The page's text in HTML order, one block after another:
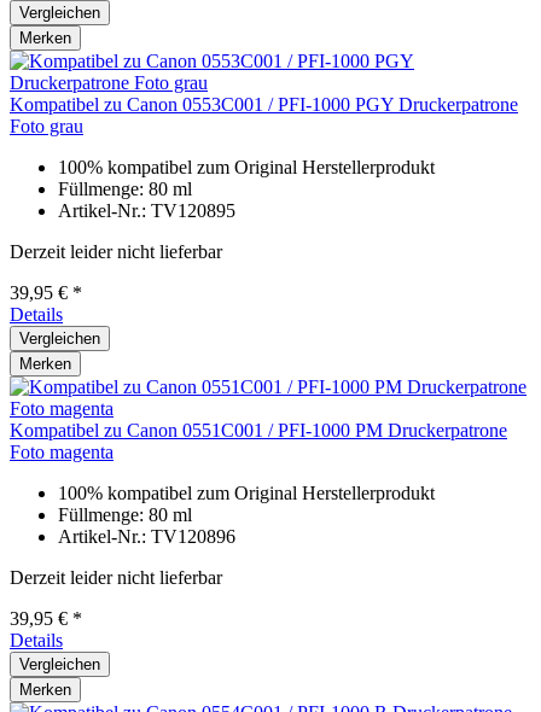
Vergleichen
Merken
Kompatibel zu Canon 0553C001 / PFI-1000 PGY Druckerpatrone
Foto grau
100% kompatibel zum Original Herstellerprodukt
Füllmenge: 80 ml
Artikel-Nr.: TV120895
Derzeit leider nicht lieferbar
39,95 € *
Details
Vergleichen
Merken
Kompatibel zu Canon 0551C001 / PFI-1000 PM Druckerpatrone
Foto magenta
100% kompatibel zum Original Herstellerprodukt
Füllmenge: 80 ml
Artikel-Nr.: TV120896
Derzeit leider nicht lieferbar
39,95 € *
Details
Vergleichen
Merken